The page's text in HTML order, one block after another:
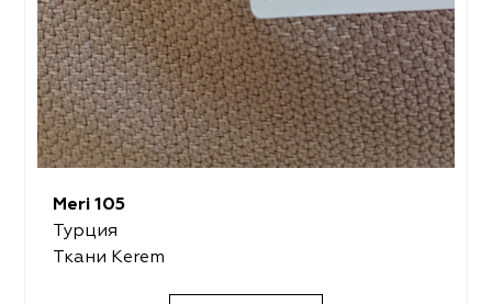
Meri 105
Турция
Ткани Kerem